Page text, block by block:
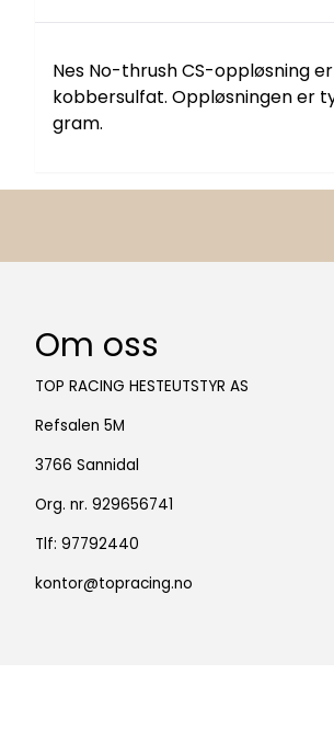
Nes No-thrush CS-oppløsning
kobbersulfat. Oppløsningen er
gram.
Om oss
TOP RACING HESTEUTSTYR AS
Refsalen 5M
3766 Sannidal
Org. nr. 929656741
Tlf: 97792440
kontor@topracing.no